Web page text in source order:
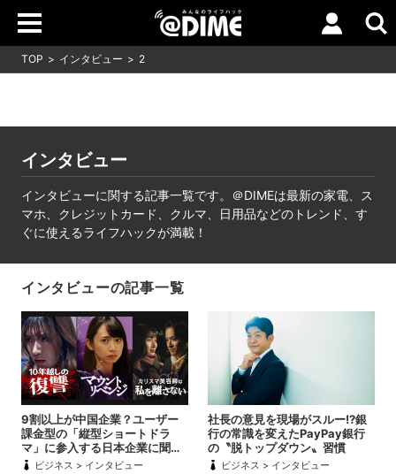
TOP インタビュー 2
インタビュー
インタビューに関する記事一覧です。＠DIMEは最新の家電、ス
マホ、クレジットカード、クルマ、日用品などのトレンド、す
ぐに使えるライフハックが満載！
インタビューの記事一覧
9割以上が中国企業？ユーザー
課金型の「縦型ショートドラ
マ」に参入する日本企業に聞…
ビジネス > インタビュー
社長の意見を現場がスルー!?銀
行の常識を変えたPayPay銀行
の〝脱トップダウン〟習慣
ビジネス > インタビュー